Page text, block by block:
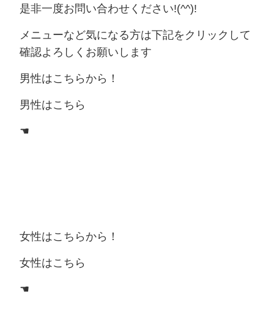
是非一度お問い合わせください!(^^)!
メニューなど気になる方は下記をクリックして
確認よろしくお願いします
男性はこちらから！
男性はこちら
☚
女性はこちらから！
女性はこちら
☚